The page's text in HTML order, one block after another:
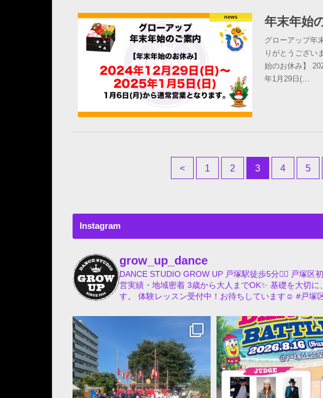
news 年末年始
グローアップ年
りがとうござい
始のお休み】
年1月29日(…
< 1 2 3 4 5
Instagram
grow_up_dance
DANCE STUDIO GROW UP 戸塚駅徒歩5分🚶‍♂️ 戸塚区
営実績・地域密着 3歳から大人までOK✨ 基礎を大切に
す。
体験レッスン受付中！お待ちしています☺️ #戸塚